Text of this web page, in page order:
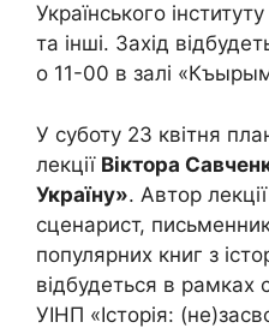
Українського
та інші. Захід
о 11-00 в залі
У суботу 23 квітня
лекції Віктора
Україну». Автор
сценарист,
популярних книг з
відбудеться в рамках
УІНП «Історія: